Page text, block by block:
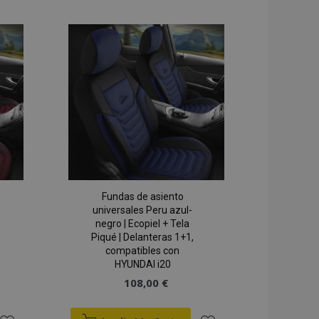
Lista
Lista
de
Deseos
Fundas de asiento
universales Peru azul-
negro | Ecopiel + Tela
Piqué | Delanteras 1+1,
compatibles con
HYUNDAI i20
108,00 €
de
varios mensajes
de la cookie
productos
para facilitar la
los datos de
productos vistos
utiliza esta
de
de los visitantes.
cookies de
correctamente.
versión de las
local. Se
traducción
la
productos